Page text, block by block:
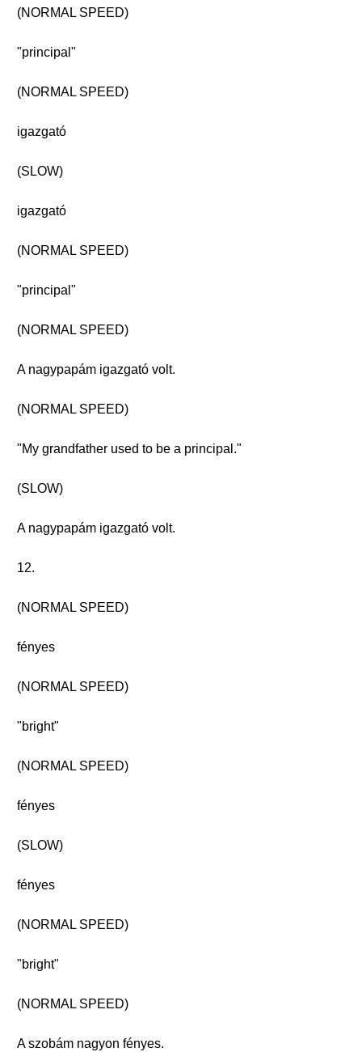
(NORMAL SPEED)
"principal"
(NORMAL SPEED)
igazgató
(SLOW)
igazgató
(NORMAL SPEED)
"principal"
(NORMAL SPEED)
A nagypapám igazgató volt.
(NORMAL SPEED)
"My grandfather used to be a principal."
(SLOW)
A nagypapám igazgató volt.
12.
(NORMAL SPEED)
fényes
(NORMAL SPEED)
"bright"
(NORMAL SPEED)
fényes
(SLOW)
fényes
(NORMAL SPEED)
"bright"
(NORMAL SPEED)
A szobám nagyon fényes.